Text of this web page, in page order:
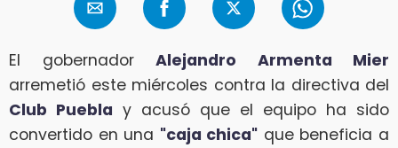
El gobernador Alejandro Armenta Mier
arremetió este miércoles contra la directiva del
Club Puebla y acusó que el equipo ha sido
convertido en una "caja chica" que beneficia a